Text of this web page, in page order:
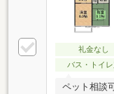
礼金なし
バス・トイ
ペット相談